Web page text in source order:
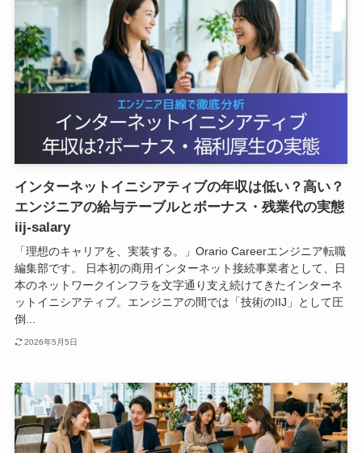
インターネットイニシアティブの年収は低い？高い？
エンジニアの給与テーブルとボーナス・残業代の実態
iij-salary
「理想のキャリアを、実装する。」Orario Careerエンジニア転職
編集部です。 日本初の商用インターネット接続事業者として、日
本のネットワークインフラを文字通り支え続けてきたインターネ
ットイニシアティブ。エンジニアの間では「技術のIIJ」として圧
倒...
2026年5月5日